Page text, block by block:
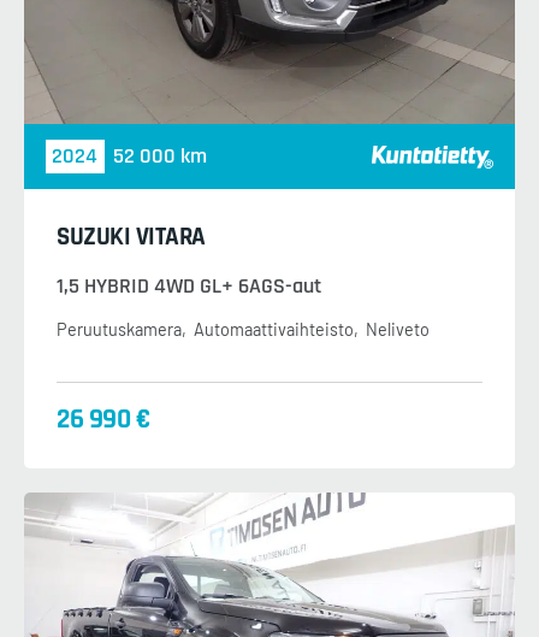
2024 52 000 km
SUZUKI VITARA
1,5 HYBRID 4WD GL+ 6AGS-aut
Peruutuskamera Automaattivaihteisto Neliveto
26 990 €